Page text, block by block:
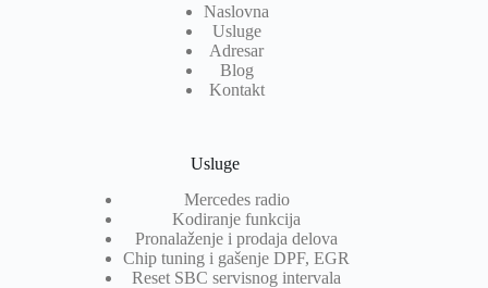
Naslovna
Usluge
Adresar
Blog
Kontakt
Usluge
Mercedes radio
Kodiranje funkcija
Pronalaženje i prodaja delova
Chip tuning i gašenje DPF, EGR
Reset SBC servisnog intervala